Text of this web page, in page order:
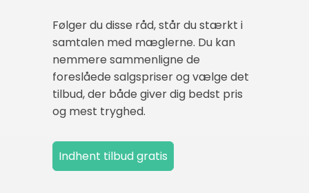
Følger du disse råd, står du stærkt i
samtalen med mæglerne. Du kan
nemmere sammenligne de
foreslåede salgspriser og vælge det
tilbud, der både giver dig bedst pris
og mest tryghed.